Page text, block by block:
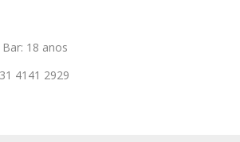
18 anos
4141 2929